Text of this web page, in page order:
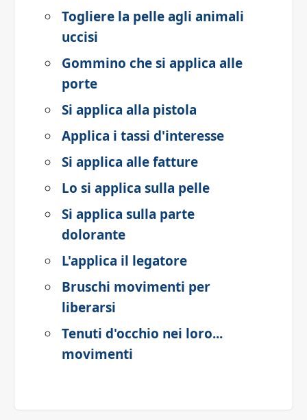
Togliere la pelle agli animali
uccisi
Gommino che si applica alle
porte
Si applica alla pistola
Applica i tassi d'interesse
Si applica alle fatture
Lo si applica sulla pelle
Si applica sulla parte
dolorante
L'applica il legatore
Bruschi movimenti per
liberarsi
Tenuti d'occhio nei loro...
movimenti